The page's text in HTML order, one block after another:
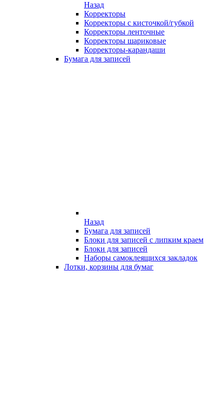
Назад
Корректоры
Корректоры с кисточкой/губкой
Корректоры ленточные
Корректоры шариковые
Корректоры-карандаши
Бумага для записей
Назад
Бумага для записей
Блоки для записей с липким краем
Блоки для записей
Наборы самоклеящихся закладок
Лотки, корзины для бумаг